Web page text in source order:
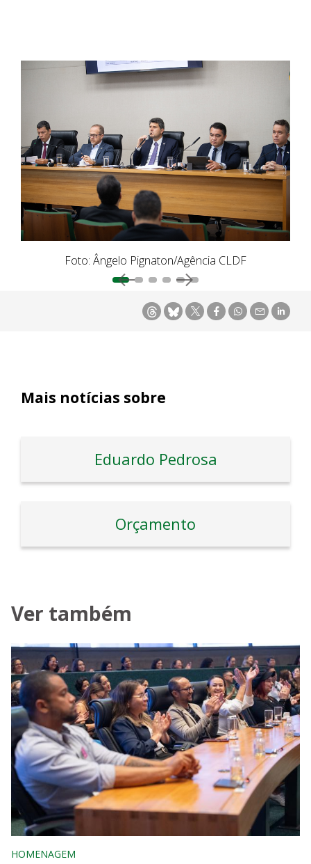
Foto: Ângelo Pignaton/Agência CLDF
Mais notícias sobre
Eduardo Pedrosa
Orçamento
Ver também
HOMENAGEM